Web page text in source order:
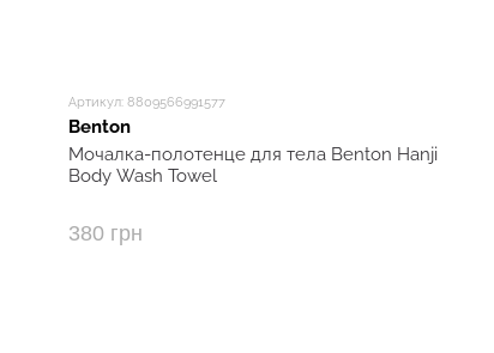
Артикул: 8809566991577
Benton
Мочалка-полотенце для тела Benton Hanji
Body Wash Towel
380 грн